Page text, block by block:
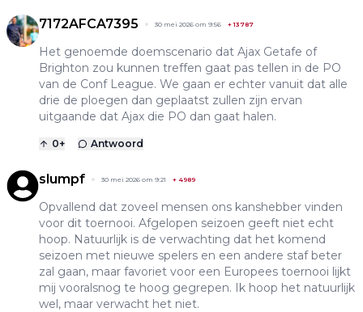
7172AFCA7395 30 mei 2026 om 9:56 +13787
Het genoemde doemscenario dat Ajax Getafe of
Brighton zou kunnen treffen gaat pas tellen in de PO
van de Conf League. We gaan er echter vanuit dat alle
drie de ploegen dan geplaatst zullen zijn ervan
uitgaande dat Ajax die PO dan gaat halen.
0+ Antwoord
slumpf 30 mei 2026 om 9:21 + 4989
Opvallend dat zoveel mensen ons kanshebber vinden
voor dit toernooi. Afgelopen seizoen geeft niet echt
hoop. Natuurlijk is de verwachting dat het komend
seizoen met nieuwe spelers en een andere staf beter
zal gaan, maar favoriet voor een Europees toernooi lijkt
mij vooralsnog te hoog gegrepen. Ik hoop het natuurlijk
wel, maar verwacht het niet.